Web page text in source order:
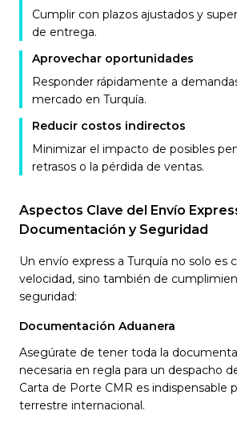
Cumplir con plazos ajustados y
de entrega.
Aprovechar oportunidades
Responder rápidamente a
mercado en Turquía.
Reducir costos indirectos
Minimizar el impacto de posibles
retrasos o la pérdida de ventas.
Aspectos Clave del Envío
Documentación y Seguridad
Un envío express a Turquía no solo es
velocidad, sino también de
seguridad:
Documentación Aduanera
Asegúrate de tener toda la
necesaria en regla para un despacho
Carta de Porte CMR es indispensable
terrestre internacional.